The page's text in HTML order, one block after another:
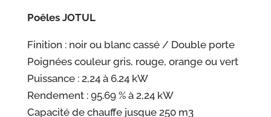
Poêles JOTUL
Finition : noir ou blanc cassé / Double porte
Poignées couleur gris, rouge, orange ou vert
Puissance : 2,24 à 6.24 kW
Rendement : 95.69 % à 2,24 kW
Capacité de chauffe jusque 250 m3